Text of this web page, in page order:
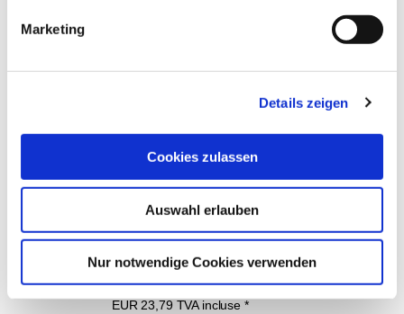
Marketing
Details zeigen
Cookies zulassen
Auswahl erlauben
Nur notwendige Cookies verwenden
12075 Aide au dépoussiérage Douilles
12662
EUR19,99TVA non comprise *
EUR23,79 TVA incluse *